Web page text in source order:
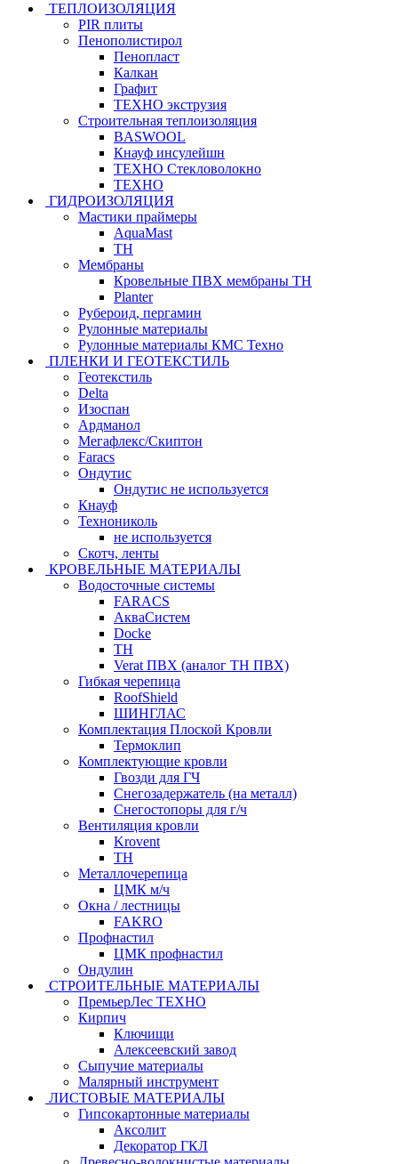
ТЕПЛОИЗОЛЯЦИЯ
PIR плиты
Пенополистирол
Пенопласт
Калкан
Графит
ТЕХНО экструзия
Строительная теплоизоляция
BASWOOL
Кнауф инсулейшн
ТЕХНО Стекловолокно
ТЕХНО
ГИДРОИЗОЛЯЦИЯ
Мастики праймеры
AquaMast
ТН
Мембраны
Кровельные ПВХ мембраны ТН
Planter
Рубероид, пергамин
Рулонные материалы
Рулонные материалы КМС Техно
ПЛЕНКИ И ГЕОТЕКСТИЛЬ
Геотекстиль
Delta
Изоспан
Ардманол
Мегафлекс/Скиптон
Faracs
Ондутис
Ондутис не используется
Кнауф
Технониколь
не используется
Скотч, ленты
КРОВЕЛЬНЫЕ МАТЕРИАЛЫ
Водосточные системы
FARACS
АкваСистем
Docke
ТН
Verat ПВХ (аналог ТН ПВХ)
Гибкая черепица
RoofShield
ШИНГЛАС
Комплектация Плоской Кровли
Термоклип
Комплектующие кровли
Гвозди для ГЧ
Снегозадержатель (на металл)
Снегостопоры для г/ч
Вентиляция кровли
Krovent
ТН
Металлочерепица
ЦМК м/ч
Окна / лестницы
FAKRO
Профнастил
ЦМК профнастил
Ондулин
СТРОИТЕЛЬНЫЕ МАТЕРИАЛЫ
ПремьерЛес ТЕХНО
Кирпич
Ключищи
Алексеевский завод
Сыпучие материалы
Малярный инструмент
ЛИСТОВЫЕ МАТЕРИАЛЫ
Гипсокартонные материалы
Аксолит
Декоратор ГКЛ